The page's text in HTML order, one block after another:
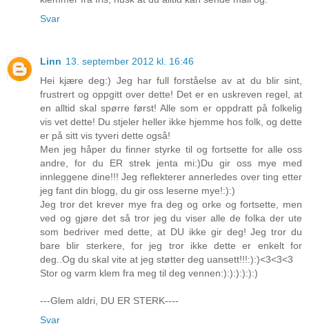
Svar
Linn 13. september 2012 kl. 16:46
Hei kjære deg:) Jeg har full forståelse av at du blir sint,
frustrert og oppgitt over dette! Det er en uskreven regel, at
en alltid skal spørre først! Alle som er oppdratt på folkelig
vis vet dette! Du stjeler heller ikke hjemme hos folk, og dette
er på sitt vis tyveri dette også!
Men jeg håper du finner styrke til og fortsette for alle oss
andre, for du ER strek jenta mi:)Du gir oss mye med
innleggene dine!!! Jeg reflekterer annerledes over ting etter
jeg fant din blogg, du gir oss leserne mye!:):)
Jeg tror det krever mye fra deg og orke og fortsette, men
ved og gjøre det så tror jeg du viser alle de folka der ute
som bedriver med dette, at DU ikke gir deg! Jeg tror du
bare blir sterkere, for jeg tror ikke dette er enkelt for
deg..Og du skal vite at jeg støtter deg uansett!!!:):)<3<3<3
Stor og varm klem fra meg til deg vennen:):):):):):)
---Glem aldri, DU ER STERK----
Svar